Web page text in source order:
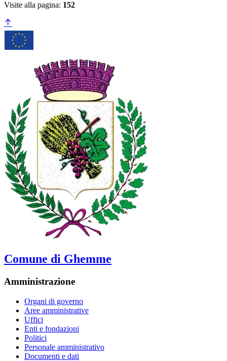
Visite alla pagina: 152
Comune di Ghemme
Amministrazione
Organi di governo
Aree amministrative
Uffici
Enti e fondazioni
Politici
Personale amministrativo
Documenti e dati